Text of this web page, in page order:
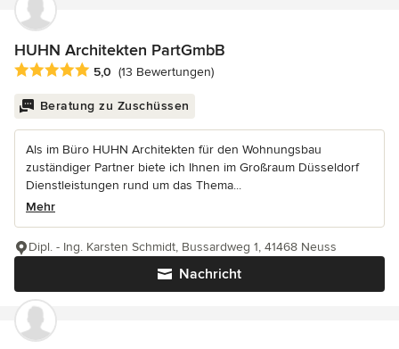
HUHN Architekten PartGmbB
Durchschnittliche Bewertung: 5 von 5 Sternen
5,0 (13 Bewertungen)
Beratung zu Zuschüssen
Als im Büro HUHN Architekten für den Wohnungsbau
zuständiger Partner biete ich Ihnen im Großraum Düsseldorf
Dienstleistungen rund um das Thema...
Mehr
Nachricht
Dipl. - Ing. Karsten Schmidt, Bussardweg 1, 41468 Neuss